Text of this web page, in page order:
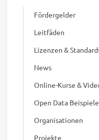
Fördergelder
Leitfäden
Lizenzen &
News
Online-Kurse &
Open Data Beispiele
Organisationen
Projekte